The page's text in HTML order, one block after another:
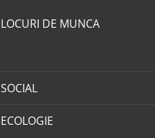
LOCURI DE MUNCA
SOCIAL
ECOLOGIE